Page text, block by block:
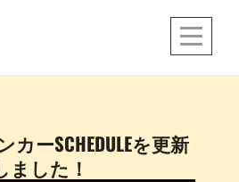
ーSCHEDULEを更新
ました！